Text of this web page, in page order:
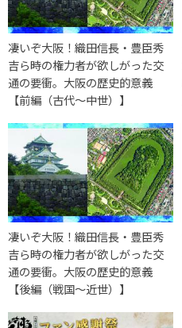
凄いぞ大阪！織田信長・豊臣秀
吉ら時の権力者が欲しがった交
通の要衝。大阪の歴史的意義
【前編（古代～中世）】
凄いぞ大阪！織田信長・豊臣秀
吉ら時の権力者が欲しがった交
通の要衝。大阪の歴史的意義
【後編（戦国～近世）】